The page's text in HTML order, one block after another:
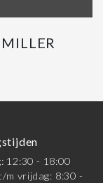
12:30 - 18:00
m vrijdag: 8:30 -